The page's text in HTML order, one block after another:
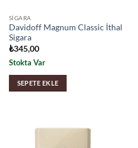
SIGARA
Davidoff Magnum Classic İthal
Sigara
₺345,00
Stokta Var
SEPETE EKLE